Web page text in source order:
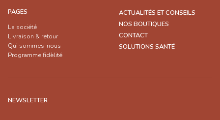
PAGES
La société
Livraison & retour
Qui sommes-nous
Programme fidèlité
ACTUALITÉS ET CONSEILS
NOS BOUTIQUES
CONTACT
SOLUTIONS SANTÉ
NEWSLETTER